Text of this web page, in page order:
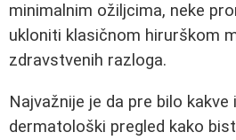
minimalnim ožiljcima, neke
ukloniti klasičnom hirurškom
zdravstvenih razloga.
Najvažnije je da pre bilo
dermatološki pregled kako